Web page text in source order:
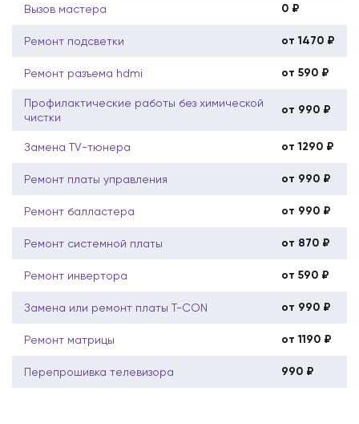
Вызов мастера 0 ₽
Ремонт подсветки от 1470 ₽
Ремонт разъема hdmi от 590 ₽
Профилактические работы без химической
чистки
от 990 ₽
Замена TV-тюнера от 1290 ₽
Ремонт платы управления от 990 ₽
Ремонт балластера от 990 ₽
Ремонт системной платы от 870 ₽
Ремонт инвертора от 590 ₽
Замена или ремонт платы T-CON от 990 ₽
Ремонт матрицы от 1190 ₽
Перепрошивка телевизора 990 ₽